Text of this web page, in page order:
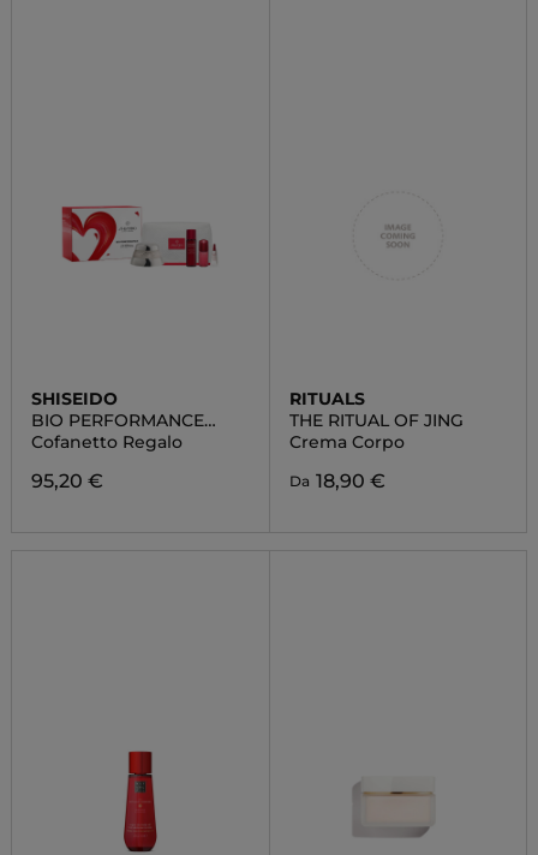
SHISEIDO
BIO PERFORMANCE
POUCH SET
Cofanetto Regalo
95,20 €
RITUALS
THE RITUAL OF JING
Crema Corpo
Da 18,90 €